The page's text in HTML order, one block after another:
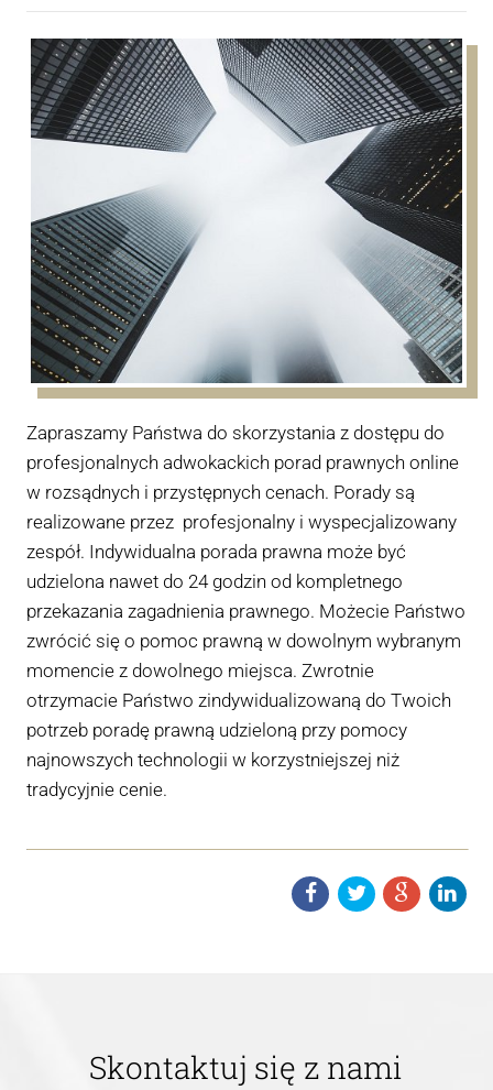
Zapraszamy Państwa do skorzystania z dostępu do
profesjonalnych adwokackich porad prawnych online
w rozsądnych i przystępnych cenach. Porady są
realizowane przez profesjonalny i wyspecjalizowany
zespół. Indywidualna porada prawna może być
udzielona nawet do 24 godzin od kompletnego
przekazania zagadnienia prawnego. Możecie Państwo
zwrócić się o pomoc prawną w dowolnym wybranym
momencie z dowolnego miejsca. Zwrotnie
otrzymacie Państwo zindywidualizowaną do Twoich
potrzeb poradę prawną udzieloną przy pomocy
najnowszych technologii w korzystniejszej niż
tradycyjnie cenie.
Skontaktuj się z nami